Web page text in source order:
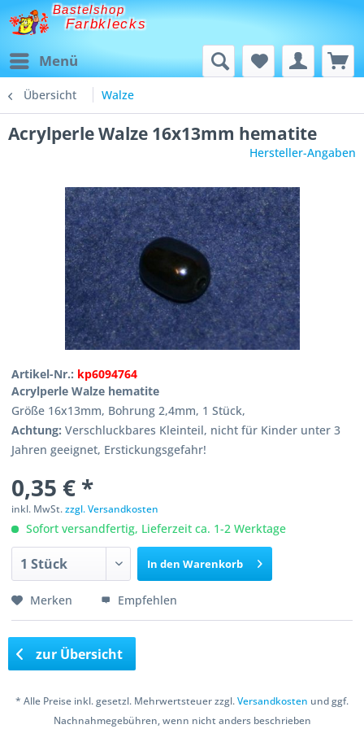
Bastelshop
Farbklecks
Menü
Übersicht Walze
Acrylperle Walze 16x13mm hematite
Hersteller-Angaben
Artikel-Nr.: kp6094764
Acrylperle Walze hematite
Größe 16x13mm, Bohrung 2,4mm, 1 Stück,
Achtung: Verschluckbares Kleinteil, nicht für Kinder unter 3
Jahren geeignet, Erstickungsgefahr!
0,35 € *
inkl. MwSt.zzgl. Versandkosten
Sofort versandfertig, Lieferzeit ca. 1-2 Werktage
In den Warenkorb
Merken Empfehlen
zur Übersicht
* Alle Preise inkl. gesetzl. Mehrwertsteuer zzgl.Versandkosten und ggf.
Nachnahmegebühren, wenn nicht anders beschrieben